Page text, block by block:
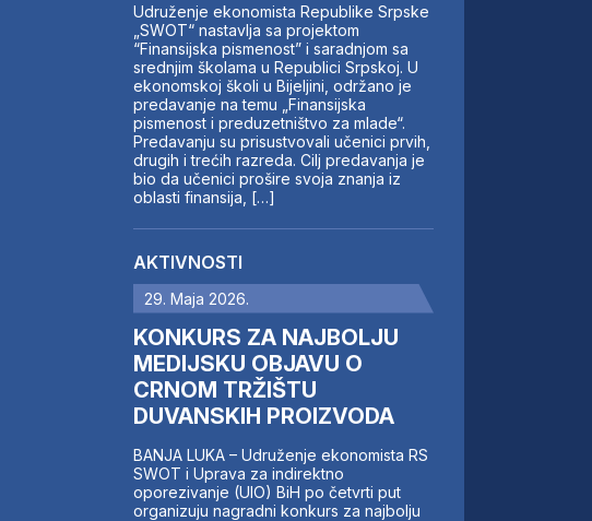
Udruženje ekonomista Republike Srpske
„SWOT“ nastavlja sa projektom
“Finansijska pismenost” i saradnjom sa
srednjim školama u Republici Srpskoj. U
ekonomskoj školi u Bijeljini, održano je
predavanje na temu „Finansijska
pismenost i preduzetništvo za mlade“.
Predavanju su prisustvovali učenici prvih,
drugih i trećih razreda. Cilj predavanja je
bio da učenici prošire svoja znanja iz
oblasti finansija, […]
AKTIVNOSTI
29. Maja 2026.
KONKURS ZA NAJBOLJU
MEDIJSKU OBJAVU O
CRNOM TRŽIŠTU
DUVANSKIH PROIZVODA
BANJA LUKA – Udruženje ekonomista RS
SWOT i Uprava za indirektno
oporezivanje (UIO) BiH po četvrti put
organizuju nagradni konkurs za najbolju